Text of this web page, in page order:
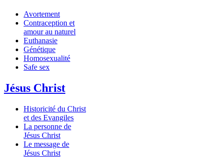
Avortement
Contraception et
amour au naturel
Euthanasie
Génétique
Homosexualité
Safe sex
Jésus Christ
Historicité du Christ
et des Evangiles
La personne de
Jésus Christ
Le message de
Jésus Christ